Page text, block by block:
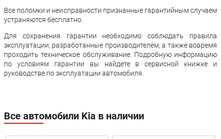
Все поломки и неисправности признанные гарантийным случаем
устраняются бесплатно.
Для сохранения гарантии необходимо соблюдать правила
эксплуатации, разработанные производителем, а также вовремя
проходить техническое обслуживание. Подробную информацию
по условиям гарантии вы найдете в сервисной книжке и
руководстве по эксплуатации автомобиля.
Все автомобили Kia в наличии